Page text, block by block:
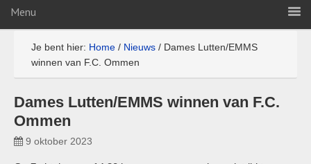
Menu
Je bent hier: Home / Nieuws / Dames Lutten/EMMS
winnen van F.C. Ommen
Dames Lutten/EMMS winnen van F.C.
Ommen
9 oktober 2023